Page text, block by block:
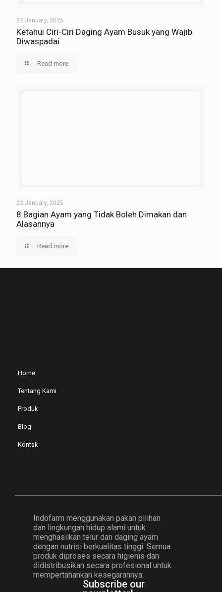
27 January, 2025
Ketahui Ciri-Ciri Daging Ayam Busuk yang Wajib
Diwaspadai
Read more
23 January, 2025
8 Bagian Ayam yang Tidak Boleh Dimakan dan
Alasannya
Read more
produk diproses secara higienis dan
mempertahankan kesegarannya.
Subscribe our
newsletter!
Submit